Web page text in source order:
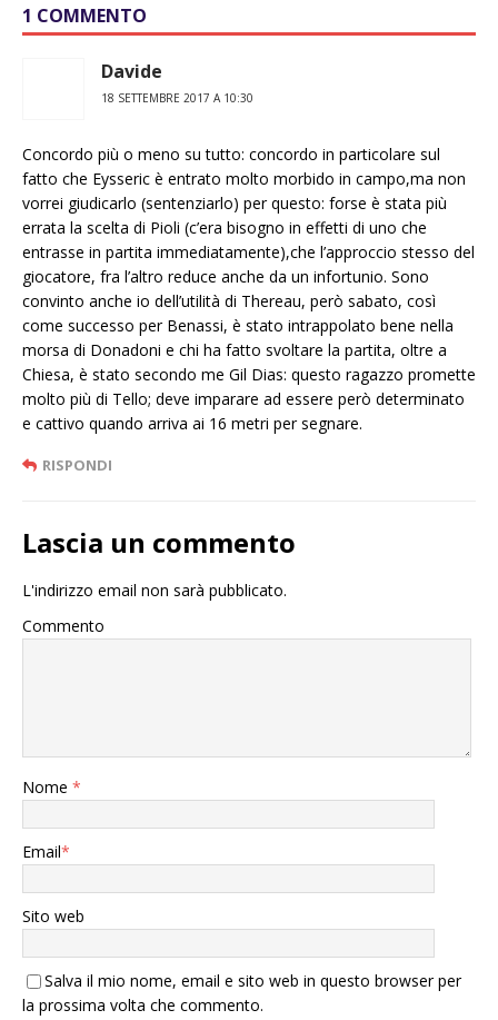
1 COMMENTO
Davide
18 SETTEMBRE 2017 A 10:30
Concordo più o meno su tutto: concordo in particolare sul
fatto che Eysseric è entrato molto morbido in campo,ma non
vorrei giudicarlo (sentenziarlo) per questo: forse è stata più
errata la scelta di Pioli (c’era bisogno in effetti di uno che
entrasse in partita immediatamente),che l’approccio stesso del
giocatore, fra l’altro reduce anche da un infortunio. Sono
convinto anche io dell’utilità di Thereau, però sabato, così
come successo per Benassi, è stato intrappolato bene nella
morsa di Donadoni e chi ha fatto svoltare la partita, oltre a
Chiesa, è stato secondo me Gil Dias: questo ragazzo promette
molto più di Tello; deve imparare ad essere però determinato
e cattivo quando arriva ai 16 metri per segnare.
RISPONDI
Lascia un commento
L'indirizzo email non sarà pubblicato.
Commento
Nome *
Email*
Sito web
Salva il mio nome, email e sito web in questo browser per
la prossima volta che commento.